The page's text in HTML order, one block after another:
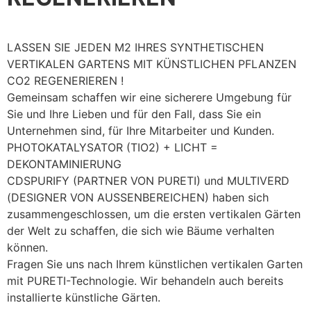
LASSEN SIE JEDEN M2 IHRES SYNTHETISCHEN
VERTIKALEN GARTENS MIT KÜNSTLICHEN PFLANZEN
CO2 REGENERIEREN !
Gemeinsam schaffen wir eine sicherere Umgebung für
Sie und Ihre Lieben und für den Fall, dass Sie ein
Unternehmen sind, für Ihre Mitarbeiter und Kunden.
PHOTOKATALYSATOR (TIO2) + LICHT =
DEKONTAMINIERUNG
CDSPURIFY (PARTNER VON PURETI) und MULTIVERD
(DESIGNER VON AUSSENBEREICHEN) haben sich
zusammengeschlossen, um die ersten vertikalen Gärten
der Welt zu schaffen, die sich wie Bäume verhalten
können.
Fragen Sie uns nach Ihrem künstlichen vertikalen Garten
mit PURETI-Technologie. Wir behandeln auch bereits
installierte künstliche Gärten.